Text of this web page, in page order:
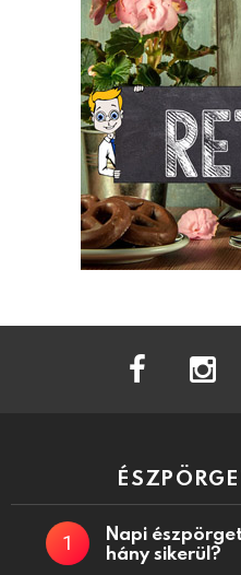
facebook
Napi
hány sikerül?